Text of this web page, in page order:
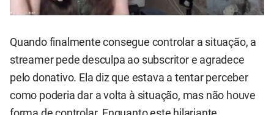
Quando finalmente consegue controlar a situação, a
streamer pede desculpa ao subscritor e agradece
pelo donativo. Ela diz que estava a tentar perceber
como poderia dar a volta à situação, mas não houve